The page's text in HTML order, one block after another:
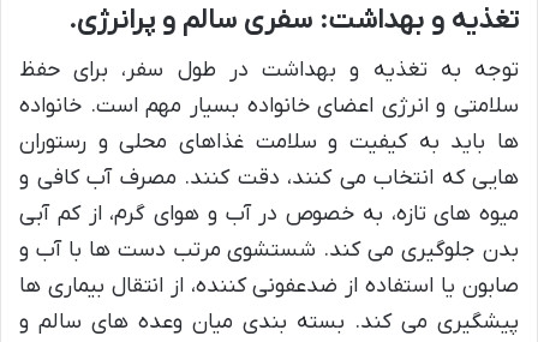
تغذیه و بهداشت: سفری سالم و پرانرژی.
توجه به تغذیه و بهداشت در طول سفر، برای حفظ
سلامتی و انرژی اعضای خانواده بسیار مهم است. خانواده
ها باید به کیفیت و سلامت غذاهای محلی و رستوران
هایی که انتخاب می کنند، دقت کنند. مصرف آب کافی و
میوه های تازه، به خصوص در آب و هوای گرم، از کم آبی
بدن جلوگیری می کند. شستشوی مرتب دست ها با آب و
صابون یا استفاده از ضدعفونی کننده، از انتقال بیماری ها
پیشگیری می کند. بسته بندی میان وعده های سالم و